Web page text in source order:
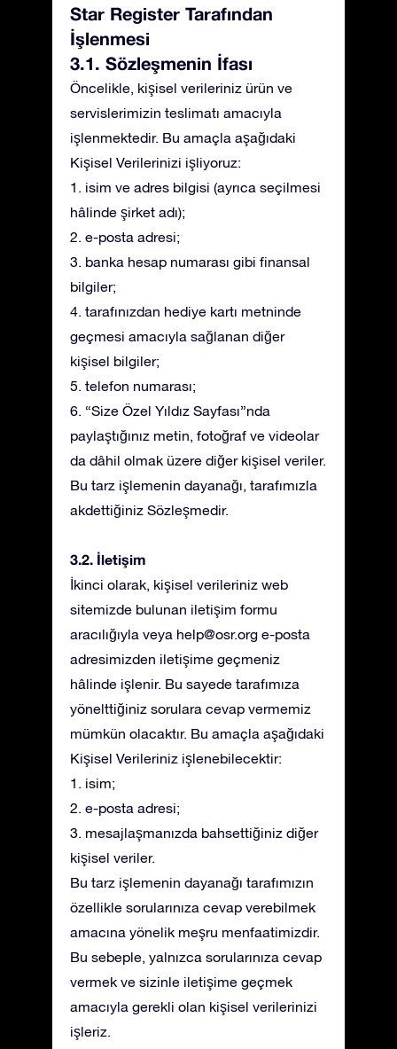
Star Register Tarafından
İşlenmesi
3.1. Sözleşmenin İfası
Öncelikle, kişisel verileriniz ürün ve
servislerimizin teslimatı amacıyla
işlenmektedir. Bu amaçla aşağıdaki
Kişisel Verilerinizi işliyoruz:
1. isim ve adres bilgisi (ayrıca seçilmesi
hâlinde şirket adı);
2. e-posta adresi;
3. banka hesap numarası gibi finansal
bilgiler;
4. tarafınızdan hediye kartı metninde
geçmesi amacıyla sağlanan diğer
kişisel bilgiler;
5. telefon numarası;
6. “Size Özel Yıldız Sayfası”nda
paylaştığınız metin, fotoğraf ve videolar
da dâhil olmak üzere diğer kişisel veriler.
Bu tarz işlemenin dayanağı, tarafımızla
akdettiğiniz Sözleşmedir.
3.2. İletişim
İkinci olarak, kişisel verileriniz web
sitemizde bulunan iletişim formu
aracılığıyla veya help@osr.org e-posta
adresimizden iletişime geçmeniz
hâlinde işlenir. Bu sayede tarafımıza
yönelttiğiniz sorulara cevap vermemiz
mümkün olacaktır. Bu amaçla aşağıdaki
Kişisel Verileriniz işlenebilecektir:
1. isim;
2. e-posta adresi;
3. mesajlaşmanızda bahsettiğiniz diğer
kişisel veriler.
Bu tarz işlemenin dayanağı tarafımızın
özellikle sorularınıza cevap verebilmek
amacına yönelik meşru menfaatimizdir.
Bu sebeple, yalnızca sorularınıza cevap
vermek ve sizinle iletişime geçmek
amacıyla gerekli olan kişisel verilerinizi
işleriz.